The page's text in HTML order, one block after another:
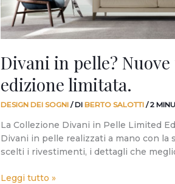
Divani in pelle?
edizione limitata.
DESIGN DEI SOGNI / DI BERTO SALOTTI /2
La Collezione Divani in Pelle Limited
Divani in pelle realizzati a mano con la
scelti i rivestimenti, i dettagli che
Leggi tutto »